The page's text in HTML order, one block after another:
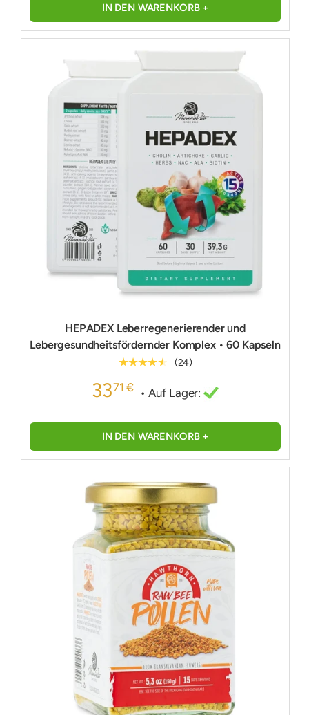
IN DEN WARENKORB +
HEPADEX Leberregenerierender und
Lebergesundheitsfördernder Komplex • 60 Kapseln
★★★★★ (24)
3371 € • Auf Lager:
IN DEN WARENKORB +